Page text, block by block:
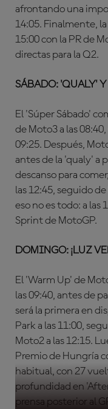
afrontando una
14:05. Finalmente,
15:00 con la PR de
directas para la Q2.
SÁBADO: 'QUALY'
El 'Súper Sábado'
de Moto3 a las
09:25. Después,
antes de la 'qualy' a
descanso para
las 12:45, seguido
eso no es todo: a las
Sprint de MotoGP.
DOMINGO: ¡LUZ
El 'Warm Up' de
las 09:40, antes de
será la primera en
Park a las 11:00,
Moto2 a las 12:15.
Premio de Hungría
habitual, con 27
profundidad en
prensa posterior al